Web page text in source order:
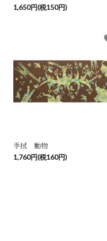
1,650円(税150円)
手拭 動物
1,760円(税160円)